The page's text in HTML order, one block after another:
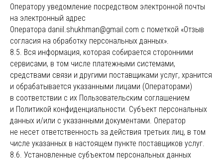
Оператору уведомление посредством электронной почты
на электронный адрес
Оператора daniil.shukhman@gmail.com с пометкой «Отзыв
согласия на обработку персональных данных».
8.5. Вся информация, которая собирается сторонними
сервисами, в том числе платежными системами,
средствами связи и другими поставщиками услуг, хранится
и обрабатывается указанными лицами (Операторами)
в соответствии с их Пользовательским соглашением
и Политикой конфиденциальности. Субъект персональных
данных и/или с указанными документами. Оператор
не несет ответственность за действия третьих лиц, в том
числе указанных в настоящем пункте поставщиков услуг.
8.6. Установленные субъектом персональных данных
и распространение (в том числе, путем
воспроизведения и размещения на других сайтах
и ресурсах в Интернете) в любой форме материалов
сайта без ссылки на сайтbridgen.ru